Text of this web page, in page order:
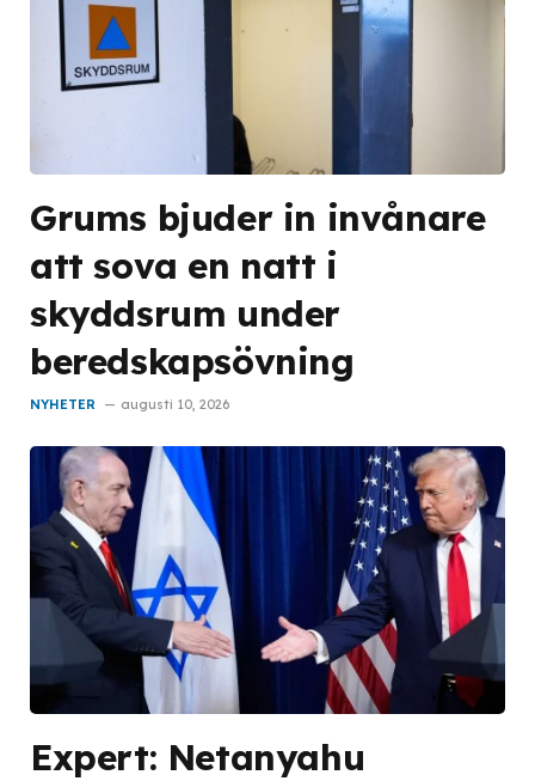
Grums bjuder in invånare
att sova en natt i
skyddsrum under
beredskapsövning
NYHETER augusti 10, 2026
Expert: Netanyahu